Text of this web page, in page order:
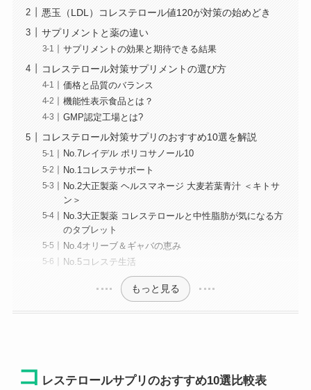
悪玉（LDL）コレステロール値120が対策の始めどき
サプリメントと薬の違い
サプリメントの効果と期待できる結果
コレステロール対策サプリメントの選び方
価格と品質のバランス
機能性表示食品とは？
GMP認定工場とは?
コレステロール対策サプリのおすすめ10選を解説
No.7レイデル ポリコサノール10
No.1コレステサポート
No.2大正製薬 ヘルスマネージ 大麦若葉青汁 ＜キトサ
ン＞
No.3大正製薬 コレステロールと中性脂肪が気になる方
のタブレット
No.4オリーブ＆ギャバの恵み
No.5コレステ生活
もっと見る
コ レステロールサプリのおすすめ10選比較表